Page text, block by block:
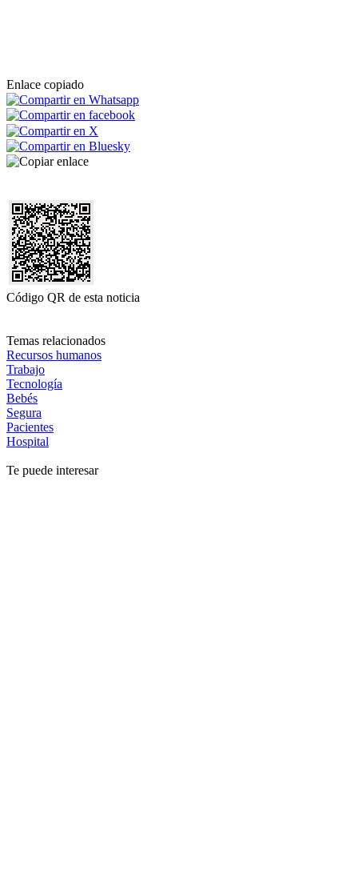
Enlace copiado
Código QR de esta noticia
Temas relacionados
Recursos humanos
Trabajo
Tecnología
Bebés
Segura
Pacientes
Hospital
Te puede interesar